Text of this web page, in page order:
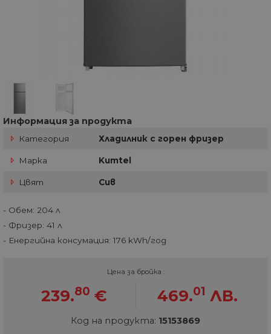
Информация за продукта
Категория Хладилник с горен фризер
Марка Kumtel
Цвят Сив
- Обем: 204 л
- Фризер: 41 л
- Енергийна консумация: 176 kWh/год
Цена за бройка :
239.80 € 469.01 ЛВ.
Код на продукта: 15153869